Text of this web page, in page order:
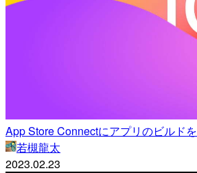
App Store Connectにアプリのビルド
若槻龍太
2023.02.23